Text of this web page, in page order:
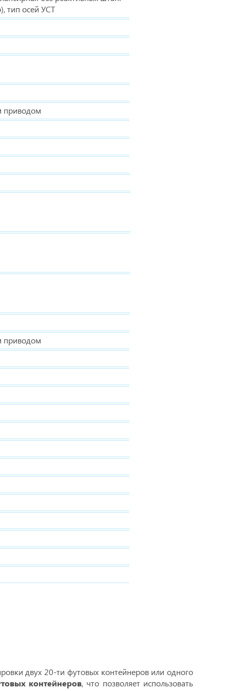
тип осей УСТ
приводом
приводом
двух 20-ти футовых контейнеров или одного
контейнеров, что позволяет использовать